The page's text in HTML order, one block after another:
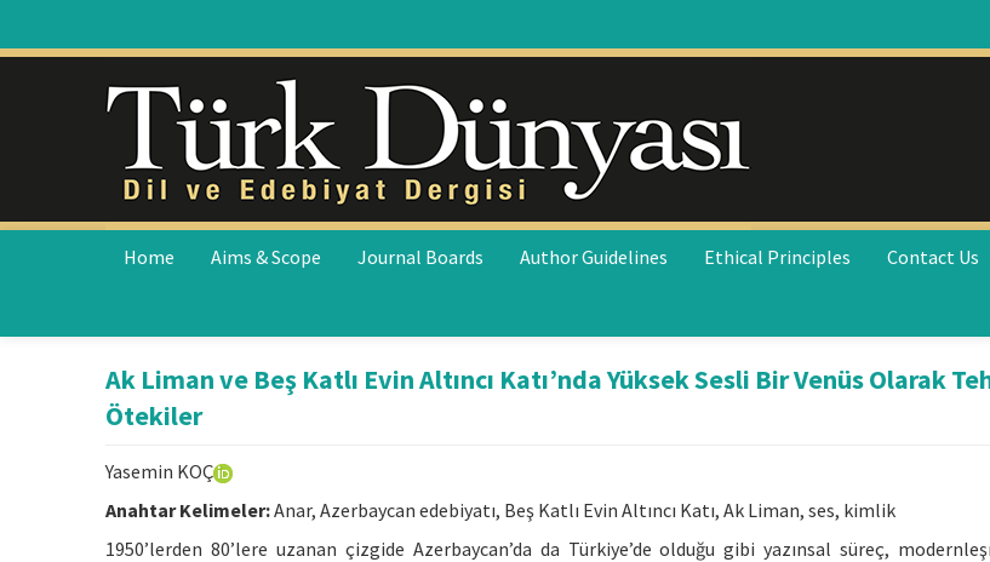
Home Aims & Scope Journal Boards Author Guidelines Ethical Principles Contact Us
Ak Liman ve Beş Katlı Evin Altıncı Katı’nda Yüksek Sesli Bir Venüs Olarak
Ötekiler
Yasemin KOÇ
Anahtar Kelimeler:Anar, Azerbaycan edebiyatı, Beş Katlı Evin Altıncı Katı, Ak Liman, ses, kimlik
1950’lerden 80’lere uzanan çizgide Azerbaycan’da da Türkiye’de olduğu gibi yazınsal süreç,